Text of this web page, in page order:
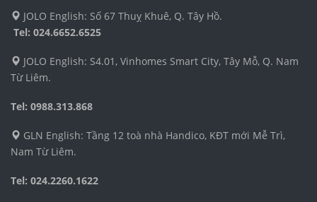
JOLO English: Số 67 Thuỵ Khuê, Q. Tây Hồ.
Tel: 024.6652.6525
JOLO English: S4.01, Vinhomes Smart City, Tây Mỗ, Q. Nam
Từ Liêm.
Tel: 0988.313.868
GLN English: Tầng 12 toà nhà Handico, KĐT mới Mễ Trì,
Nam Từ Liêm.
Tel: 024.2260.1622